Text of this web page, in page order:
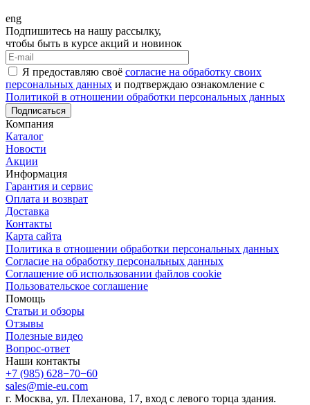
eng
Подпишитесь на нашу рассылку,
чтобы быть в курсе акций и новинок
Я предоставляю своё согласие на обработку своих
персональных данных и подтверждаю ознакомление с
Политикой в отношении обработки персональных данных
Подписаться
Компания
Каталог
Новости
Акции
Информация
Гарантия и сервис
Оплата и возврат
Доставка
Контакты
Карта сайта
Политика в отношении обработки персональных данных
Cогласие на обработку персональных данных
Cоглашение об использовании файлов cookie
Пользовательское соглашение
Помощь
Статьи и обзоры
Отзывы
Полезные видео
Вопрос-ответ
Наши контакты
+7 (985) 628−70−60
sales@mie-eu.com
г. Москва, ул. Плеханова, 17, вход с левого торца здания.